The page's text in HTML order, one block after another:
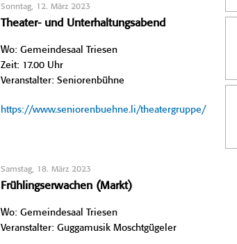
Sonntag, 12. März 2023
Theater- und Unterhaltungsabend
Wo: Gemeindesaal Triesen
Zeit: 17.00 Uhr
Veranstalter: Seniorenbühne
https://www.seniorenbuehne.li/theatergruppe/
Samstag, 18. März 2023
Frühlingserwachen (Markt)
Wo: Gemeindesaal Triesen
Veranstalter: Guggamusik Moschtgügeler